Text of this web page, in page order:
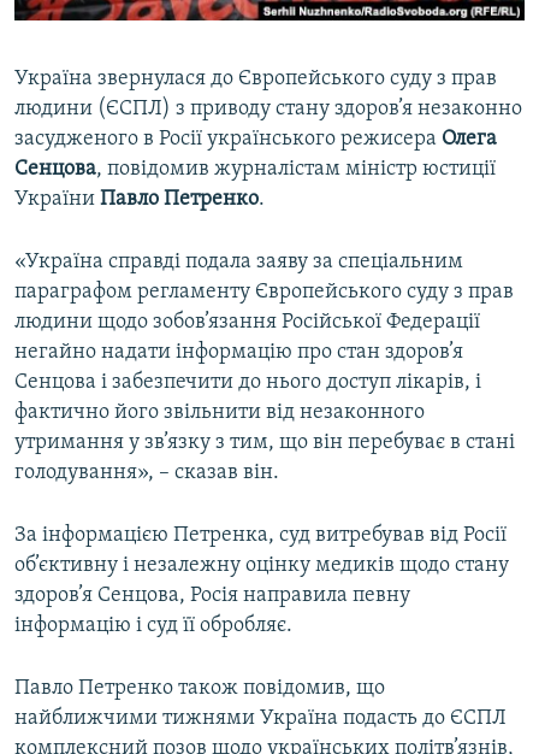
УКРАЇНСЬКА ПРОБЛЕМА КРИМУ
Усі сайти RFE/RL
Україна звернулася до Європейського суду з прав
людини (ЄСПЛ) з приводу стану здоров’я незаконно
засудженого в Росії українського режисера Олега
Сенцова, повідомив журналістам міністр юстиції
України Павло Петренко.
«Україна справді подала заяву за спеціальним
параграфом регламенту Європейського суду з прав
людини щодо зобов’язання Російської Федерації
негайно надати інформацію про стан здоров’я
Сенцова і забезпечити до нього доступ лікарів, і
фактично його звільнити від незаконного
утримання у зв’язку з тим, що він перебуває в стані
голодування», – сказав він.
За інформацією Петренка, суд витребував від Росії
об’єктивну і незалежну оцінку медиків щодо стану
здоров’я Сенцова, Росія направила певну
інформацію і суд її обробляє.
Павло Петренко також повідомив, що
найближчими тижнями Україна подасть до ЄСПЛ
комплексний позов щодо українських політв’язнів,